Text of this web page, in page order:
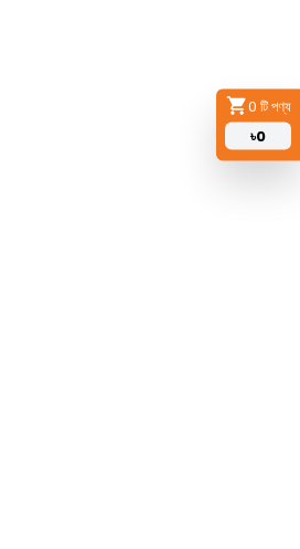
0 টি পণ্য
৳0